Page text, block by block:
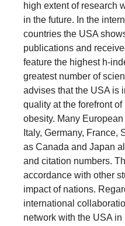
high extent of research
in the future. In the
countries the USA
publications and
feature the highest h-
greatest number of
advises that the USA is
quality at the forefront
obesity. Many
Italy, Germany, France,
as Canada and Japan
and citation numbers.
accordance with other
impact of nations.
international
network with the USA